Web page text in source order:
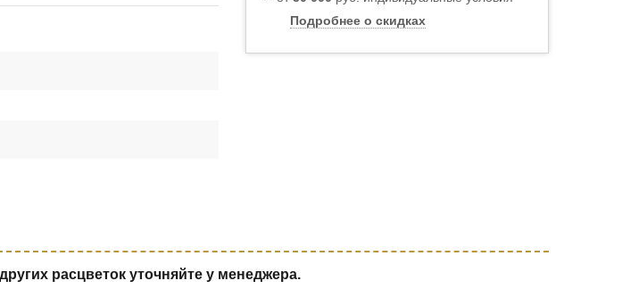
Подробнее о скидках
расцветок уточняйте у менеджера.